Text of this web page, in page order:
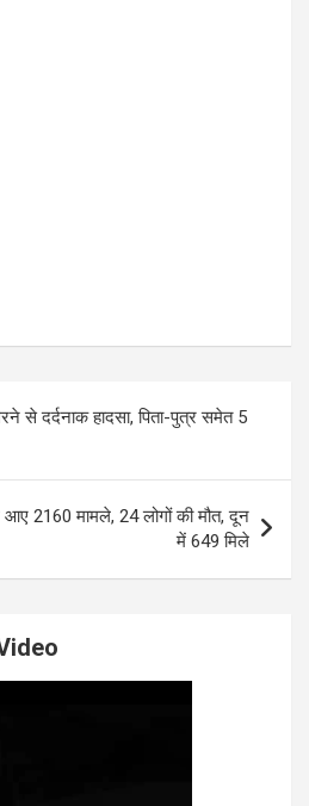
से दर्दनाक हादसा, पिता-पुत्र समेत 5
2160 मामले, 24 लोगों की मौत, दून
में 649 मिले